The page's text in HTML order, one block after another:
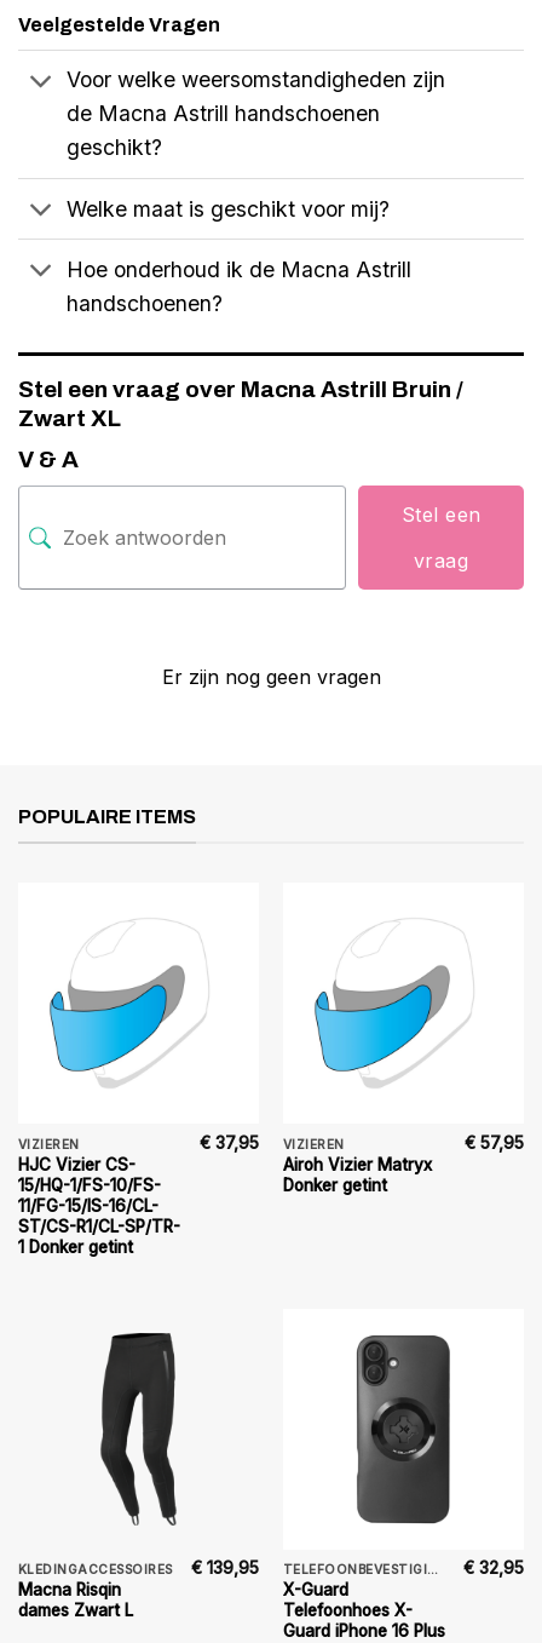
Veelgestelde Vragen
Voor welke weersomstandigheden zijn
de Macna Astrill handschoenen
geschikt?
Welke maat is geschikt voor mij?
Hoe onderhoud ik de Macna Astrill
handschoenen?
Stel een vraag over Macna Astrill Bruin /
Zwart XL
V & A
Stel een
vraag
Er zijn nog geen vragen
POPULAIRE ITEMS
VIZIEREN
HJC Vizier CS-
15/HQ-1/FS-10/FS-
11/FG-15/IS-16/CL-
ST/CS-R1/CL-SP/TR-
1 Donker getint
€ 37,95 VIZIEREN
Airoh Vizier Matryx
Donker getint
€ 57,95
KLEDINGACCESSOIRES
Macna Risqin
dames Zwart L
€ 139,95 TELEFOONBEVESTIGING
X-Guard
Telefoonhoes X-
Guard iPhone 16 Plus
€ 32,95